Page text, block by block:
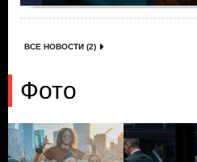
ВСЕ НОВОСТИ (2)
Фото